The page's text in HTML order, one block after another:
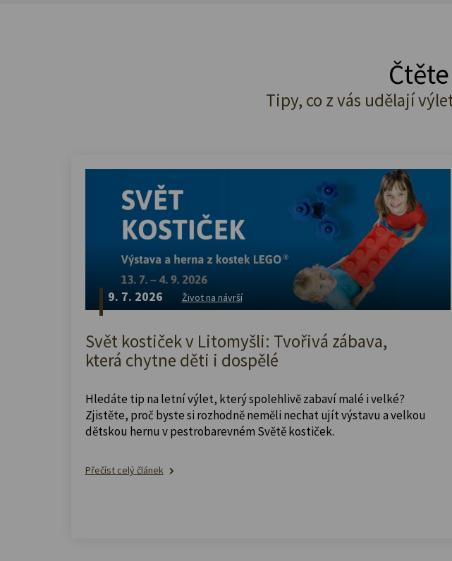
Tipy, co z vás udělají
9. 7. 2026 Život na návrší
Svět kostiček v Litomyšli: Tvořivá zábava,
která chytne děti i dospělé
Hledáte tip na letní výlet, který spolehlivě zabaví malé i velké?
Zjistěte, proč byste si rozhodně neměli nechat ujít výstavu a velkou
dětskou hernu v pestrobarevném Světě kostiček.
Přečíst celý článek